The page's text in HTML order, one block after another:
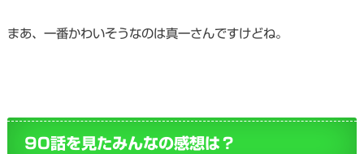
まあ、一番かわいそうなのは真一さんですけどね。
90話を見たみんなの感想は？